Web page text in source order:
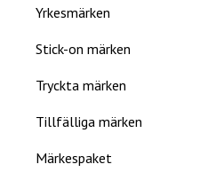
Yrkesmärken
Stick-on märken
Tryckta märken
Tillfälliga märken
Märkespaket